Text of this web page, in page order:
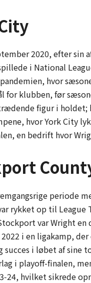
2020, efter sin
i National
hvor
for klubben, før
figur i holdet;
hvor York City
en bedrift hvor
periode
rykket op til
var Wright
i en ligakamp,
succes i løbet af sine
i playoff-finalen,
hvilket sikrede